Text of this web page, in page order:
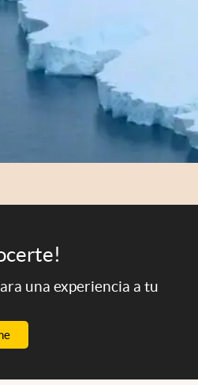
una experiencia a tu